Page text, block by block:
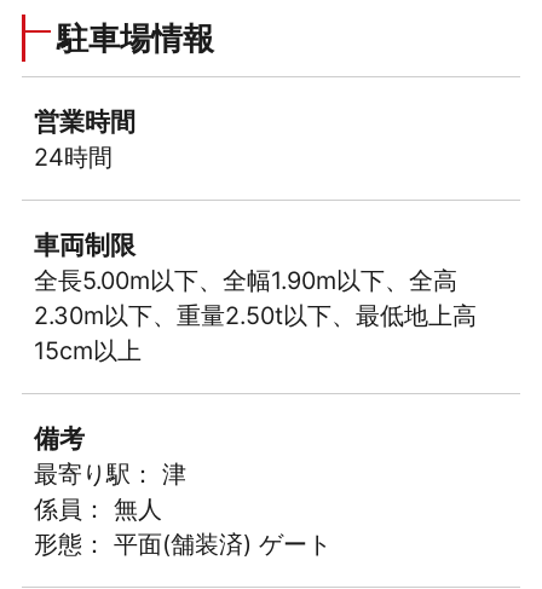
駐車場情報
営業時間
24時間
車両制限
全長5.00m以下、全幅1.90m以下、全高
2.30m以下、重量2.50t以下、最低地上高
15cm以上
備考
最寄り駅： 津
係員： 無人
形態： 平面(舗装済) ゲート